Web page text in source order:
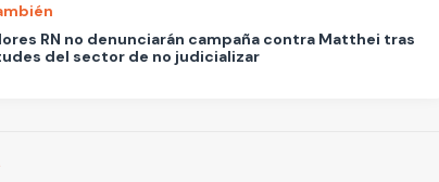
RN no denunciarán campaña contra Matthei tras
del sector de no judicializar